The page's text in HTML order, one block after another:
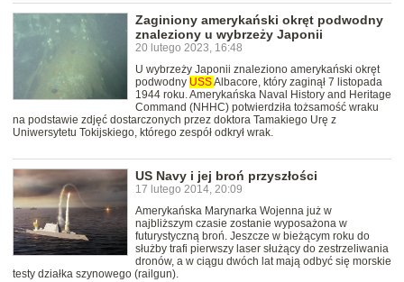
Zaginiony amerykański okręt podwodny
znaleziony u wybrzeży Japonii
20 lutego 2023, 16:48
U wybrzeży Japonii znaleziono amerykański okręt
podwodny USSAlbacore, który zaginął 7 listopada
1944 roku. Amerykańska Naval History and Heritage
Command (NHHC) potwierdziła tożsamość wraku
na podstawie zdjęć dostarczonych przez doktora Tamakiego Urę z
Uniwersytetu Tokijskiego, którego zespół odkrył wrak.
US Navy i jej broń przyszłości
17 lutego 2014, 20:09
Amerykańska Marynarka Wojenna już w
najbliższym czasie zostanie wyposażona w
futurystyczną broń. Jeszcze w bieżącym roku do
służby trafi pierwszy laser służący do zestrzeliwania
dronów, a w ciągu dwóch lat mają odbyć się morskie
testy działka szynowego (railgun).